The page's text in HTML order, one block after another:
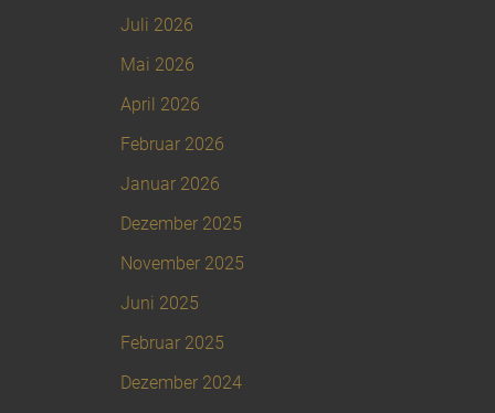
Juli 2026
Mai 2026
April 2026
Februar 2026
Januar 2026
Dezember 2025
November 2025
Juni 2025
Februar 2025
Dezember 2024